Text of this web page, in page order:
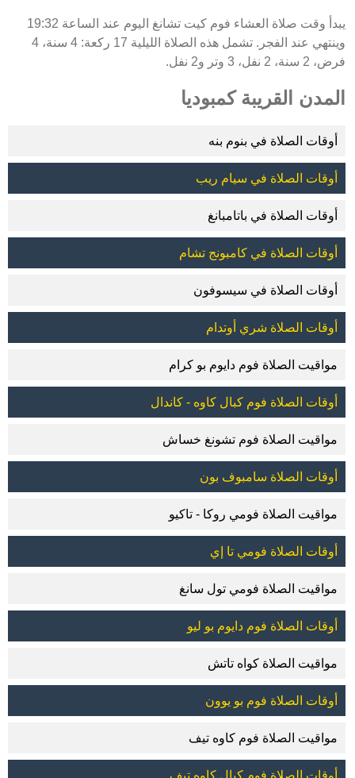
يبدأ وقت صلاة العشاء فوم كيت تشانغ اليوم عند الساعة 19:32
وينتهي عند الفجر. تشمل هذه الصلاة الليلية 17 ركعة: 4 سنة، 4
فرض، 2 سنة، 2 نفل، 3 وتر و2 نفل.
المدن القريبة كمبوديا
أوقات الصلاة في بنوم بنه
أوقات الصلاة في سيام ريب
أوقات الصلاة في باتامبانغ
أوقات الصلاة في كامبونج تشام
أوقات الصلاة في سيسوفون
أوقات الصلاة شري أوتدام
مواقيت الصلاة فوم دايوم بو كرام
أوقات الصلاة فوم كبال كاوه - كاندال
مواقيت الصلاة فوم تشونغ خساش
أوقات الصلاة سامبوف بون
مواقيت الصلاة فومي روكا - تاكيو
أوقات الصلاة فومي تا إي
مواقيت الصلاة فومي تول سانغ
أوقات الصلاة فوم دايوم بو ليو
مواقيت الصلاة كواه تاتش
أوقات الصلاة فوم بو يوون
مواقيت الصلاة فوم كاوه تيف
أوقات الصلاة فوم كبال كاوه تيف